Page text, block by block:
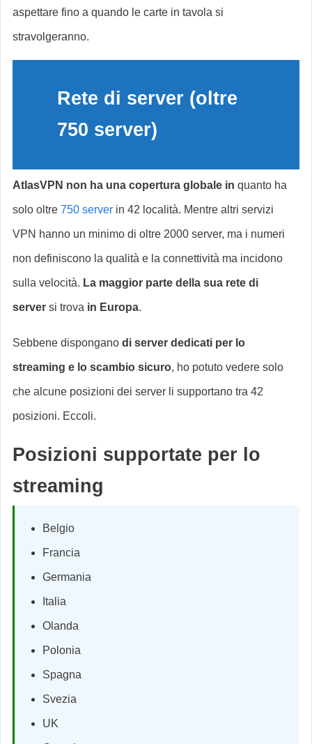
aspettare fino a quando le carte in tavola si
stravolgeranno.
Rete di server (oltre
750 server)
AtlasVPN non ha una copertura globale in quanto ha
solo oltre 750 server in 42 località. Mentre altri servizi
VPN hanno un minimo di oltre 2000 server, ma i numeri
non definiscono la qualità e la connettività ma incidono
sulla velocità. La maggior parte della sua rete di
server si trova in Europa.
Sebbene dispongano di server dedicati per lo
streaming e lo scambio sicuro, ho potuto vedere solo
che alcune posizioni dei server li supportano tra 42
posizioni. Eccoli.
Posizioni supportate per lo
streaming
Belgio
Francia
Germania
Italia
Olanda
Polonia
Spagna
Svezia
UK